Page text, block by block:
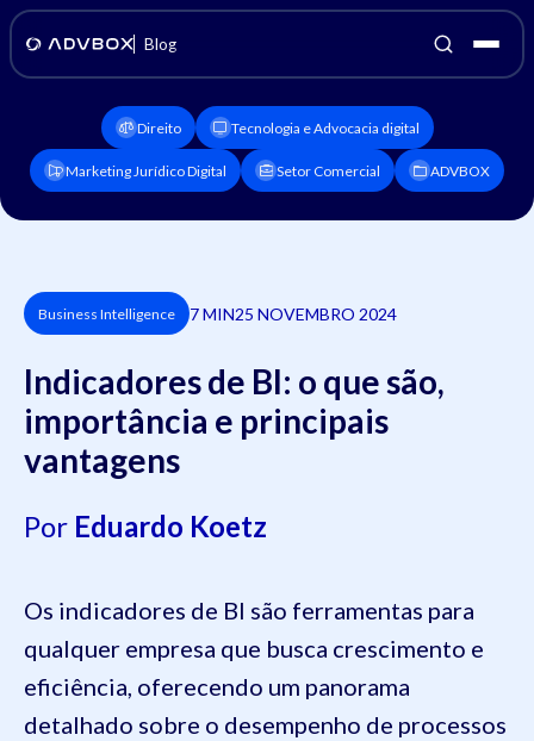
Blog
Direito Tecnologia e Advocacia digital
Marketing Jurídico Digital Setor Comercial ADVBOX
Business Intelligence 7 MIN25 NOVEMBRO 2024
Indicadores de BI: o que são,
importância e principais
vantagens
Por Eduardo Koetz
Os indicadores de BI são ferramentas para
qualquer empresa que busca crescimento e
eficiência, oferecendo um panorama
detalhado sobre o desempenho de processos